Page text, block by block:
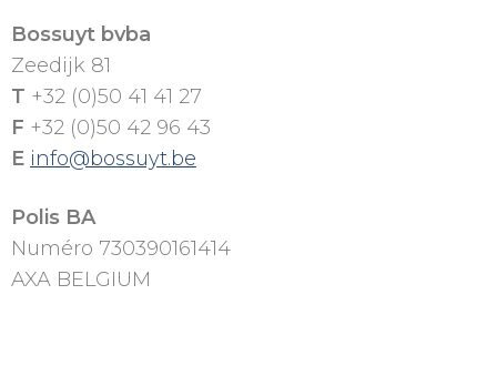
Bossuyt bvba
Zeedijk 81
T +32 (0)50 41 41 27
F +32 (0)50 42 96 43
E info@bossuyt.be
Polis BA
Numéro 730390161414
AXA BELGIUM